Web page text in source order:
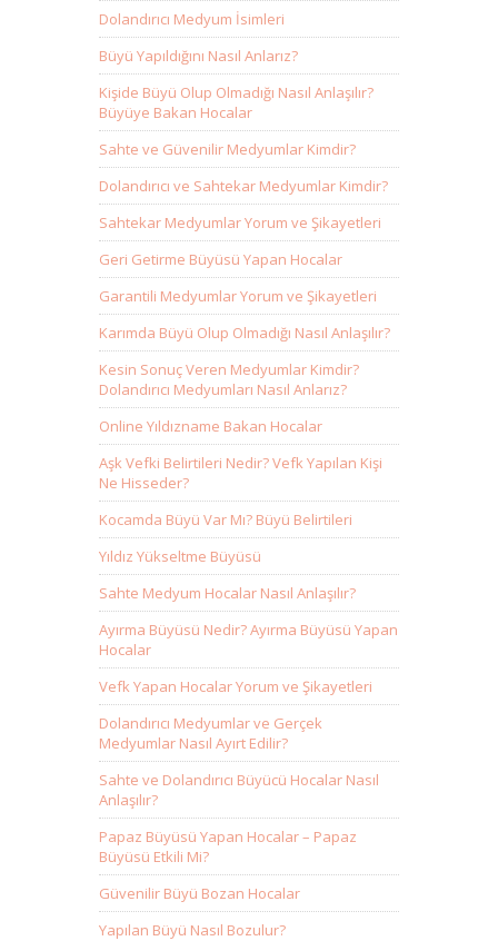
Dolandırıcı Medyum İsimleri
Büyü Yapıldığını Nasıl Anlarız?
Kişide Büyü Olup Olmadığı Nasıl Anlaşılır?
Büyüye Bakan Hocalar
Sahte ve Güvenilir Medyumlar Kimdir?
Dolandırıcı ve Sahtekar Medyumlar Kimdir?
Sahtekar Medyumlar Yorum ve Şikayetleri
Geri Getirme Büyüsü Yapan Hocalar
Garantili Medyumlar Yorum ve Şikayetleri
Karımda Büyü Olup Olmadığı Nasıl Anlaşılır?
Kesin Sonuç Veren Medyumlar Kimdir?
Dolandırıcı Medyumları Nasıl Anlarız?
Online Yıldızname Bakan Hocalar
Aşk Vefki Belirtileri Nedir? Vefk Yapılan Kişi
Ne Hisseder?
Kocamda Büyü Var Mı? Büyü Belirtileri
Yıldız Yükseltme Büyüsü
Sahte Medyum Hocalar Nasıl Anlaşılır?
Ayırma Büyüsü Nedir? Ayırma Büyüsü Yapan
Hocalar
Vefk Yapan Hocalar Yorum ve Şikayetleri
Dolandırıcı Medyumlar ve Gerçek
Medyumlar Nasıl Ayırt Edilir?
Sahte ve Dolandırıcı Büyücü Hocalar Nasıl
Anlaşılır?
Papaz Büyüsü Yapan Hocalar – Papaz
Büyüsü Etkili Mi?
Güvenilir Büyü Bozan Hocalar
Yapılan Büyü Nasıl Bozulur?